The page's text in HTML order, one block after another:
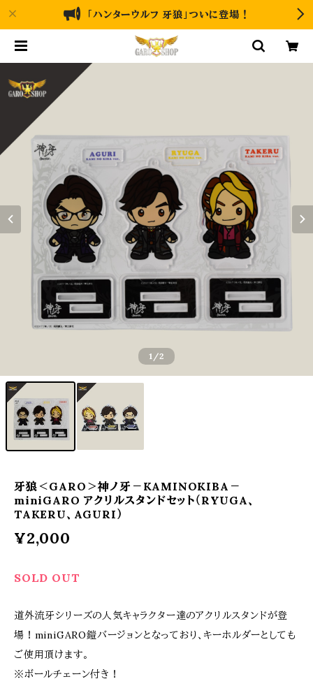
「ハンターウルフ 牙狼」ついに登場！
1 /2
牙狼＜GARO＞神ノ牙－KAMINOKIBA－
miniGARO アクリルスタンドセット（RYUGA、
TAKERU、AGURI）
¥2,000
SOLD OUT
道外流牙シリーズの人気キャラクター達のアクリルスタンドが登
場！miniGARO鎧バージョンとなっており、キーホルダーとしても
ご使用頂けます。
※ボールチェーン付き！